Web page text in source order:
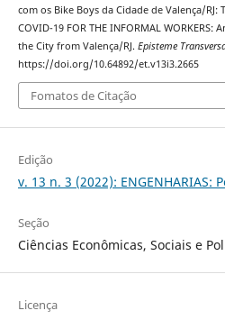
com os Bike Boys da Cidade de Valença/RJ:
COVID-19 FOR THE INFORMAL
the City from Valença/RJ. Episteme
https://doi.org/10.64892/et.v13i3.2665
Fomatos de Citação
Edição
v. 13 n. 3 (2022): ENGENHARIAS:
Seção
Ciências Econômicas, Sociais e
Licença